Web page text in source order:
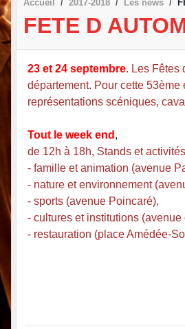
Accueil 2017-2018 Les news
FETE D
23 et 24 septembre. Les Fêtes
département. Pour cette
représentations scéniques,
Tout le week end ,
de 12h à 18h, Stands et
- famille et animation (avenue
- nature et environnement
- sports (avenue Poincaré),
- cultures et institutions
- restauration (place Amédée-